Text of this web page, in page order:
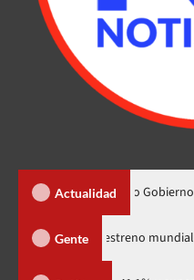
Actualidad
mm nuevo Gobierno Colombia
Gente
Minus Zero» tendrá su